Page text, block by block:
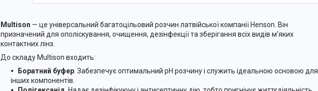
Multison — це універсальний багатоцільовий розчин латвійської компанії Henson. Він
призначений для ополіскування, очищення, дезінфекції та зберігання всіх видів м'яких
контактних лінз.
До складу Multison входить:
Боратний буфер. Забезпечує оптимальний pH розчину і служить ідеальною основою для
інших компонентів.